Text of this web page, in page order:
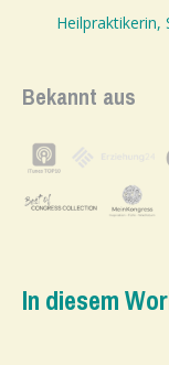
Heilpraktikerin,
Bekannt aus
In diesem